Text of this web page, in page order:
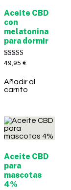
Aceite CBD
con
melatonina
para dormir
Valorado con
49,95 €
Añadir al
carrito
Aceite CBD
para
mascotas
4%